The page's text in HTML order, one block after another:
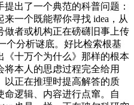
出了一个典范的科普问题：
来一个既能帮你寻找 idea，从
做者或机构正在磅礴旧事上传
个分析谜底。好比检索根基
《十万个为什么》那样的根本
本人的思虑过程完全给用
以正在推理时提高解答的质
逻辑、内容进行点窜。自